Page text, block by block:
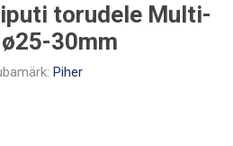
torudele Multi-
30mm
Piher